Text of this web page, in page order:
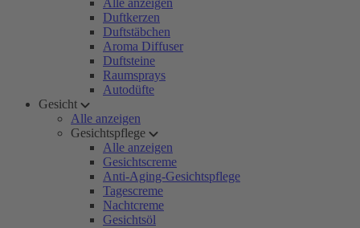
Alle anzeigen
Duftkerzen
Duftstäbchen
Aroma Diffuser
Duftsteine
Raumsprays
Autodüfte
Gesicht
Alle anzeigen
Gesichtspflege
Alle anzeigen
Gesichtscreme
Anti-Aging-Gesichtspflege
Tagescreme
Nachtcreme
Gesichtsöl